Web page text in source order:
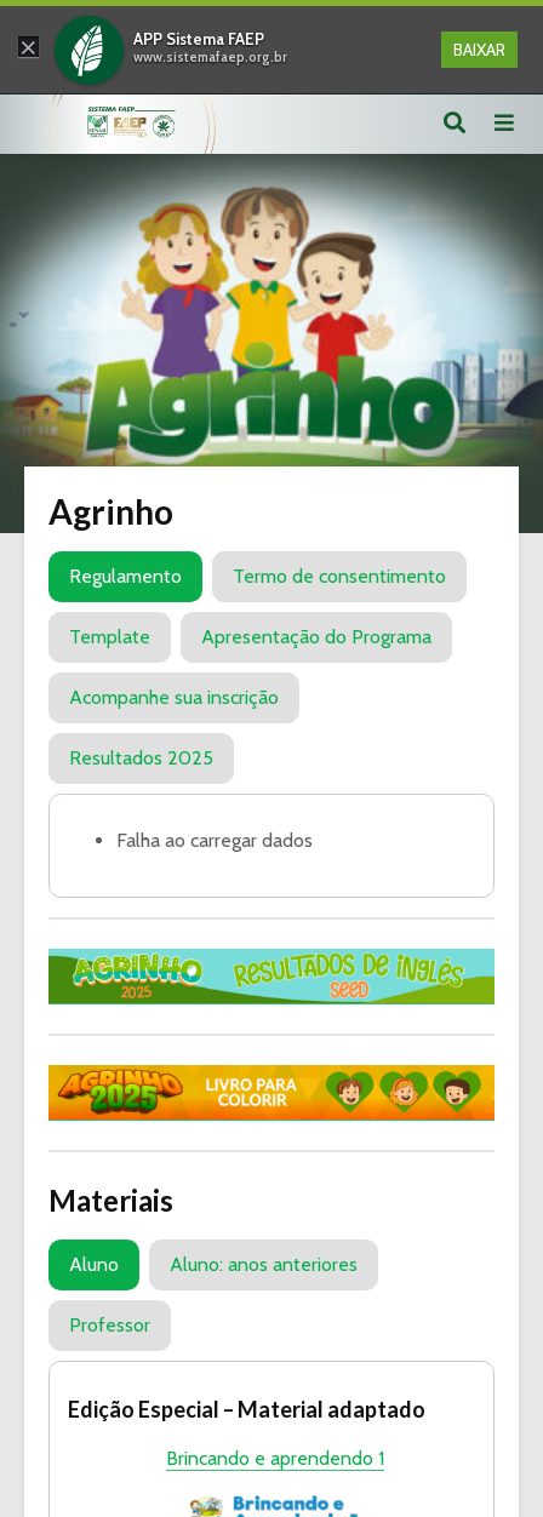
× APP Sistema FAEP
www.sistemafaep.org.br BAIXAR
Agrinho
Regulamento Termo de consentimento
Template Apresentação do Programa
Acompanhe sua inscrição
Resultados 2025
Falha ao carregar dados
Materiais
Aluno Aluno: anos anteriores
Professor
Edição Especial – Material adaptado
Brincando e aprendendo 1